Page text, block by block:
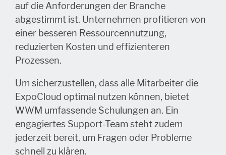
auf die Anforderungen der Branche
abgestimmt ist. Unternehmen profitieren von
einer besseren Ressourcennutzung,
reduzierten Kosten und effizienteren
Prozessen.
Um sicherzustellen, dass alle Mitarbeiter die
ExpoCloud optimal nutzen können, bietet
WWM umfassende Schulungen an. Ein
engagiertes Support-Team steht zudem
jederzeit bereit, um Fragen oder Probleme
schnell zu klären.